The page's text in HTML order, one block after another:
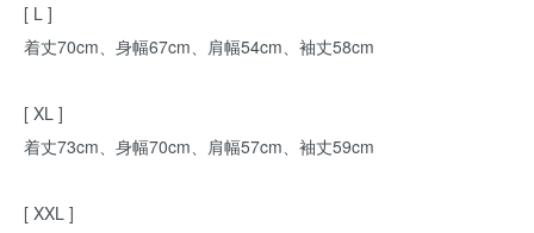
[ L ]
着丈70cm、身幅67cm、肩幅54cm、袖丈58cm
[ XL ]
着丈73cm、身幅70cm、肩幅57cm、袖丈59cm
[ XXL ]